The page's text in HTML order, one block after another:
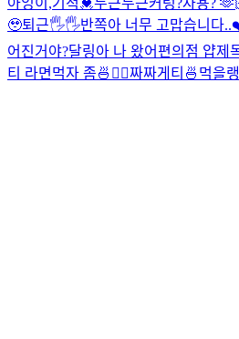
🥹퇴근🖐🖐반쪽아 너무 고맙습니다
어진거야?달링아 나 왔어편의점 얍제
티 라면먹자 좀🍜✌🏻짜짜게티🍜먹을랭